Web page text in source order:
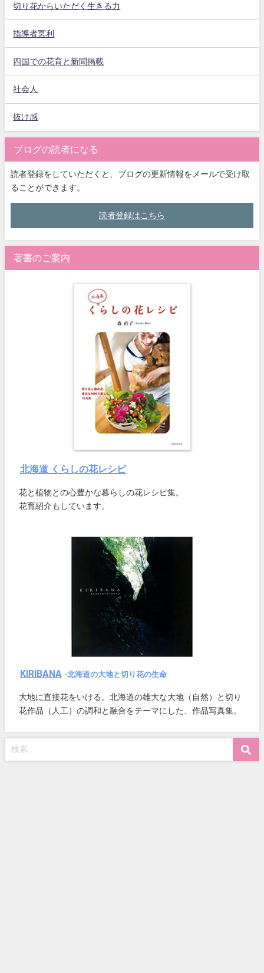
切り花からいただく生きる力
指導者冥利
四国での花育と新聞掲載
社会人
抜け感
ブログの読者になる
読者登録をしていただくと、ブログの更新情報をメールで受け取
ることができます。
読者登録はこちら
著書のご案内
北海道 くらしの花レシピ
花と植物との心豊かな暮らしの花レシピ集。
花育紹介もしています。
KIRIBANA -北海道の大地と切り花の生命
大地に直接花をいける。北海道の雄大な大地（自然）と切り
花作品（人工）の調和と融合をテーマにした、作品写真集。